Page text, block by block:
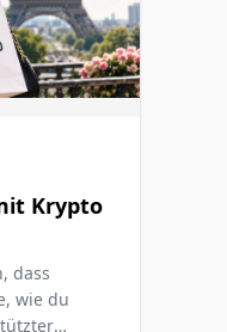
Krypto
dass
wie du